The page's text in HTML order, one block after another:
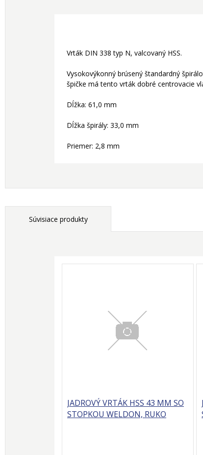
Vrták DIN 338 typ N, valcovaný HSS.
Vysokovýkonný brúsený štandardný
špičke má tento vrták dobré centrovacie
Dĺžka: 61,0 mm
Dĺžka špirály: 33,0 mm
Priemer: 2,8 mm
Súvisiace produkty
JADROVÝ VRTÁK HSS 43 MM SO
STOPKOU WELDON, RUKO